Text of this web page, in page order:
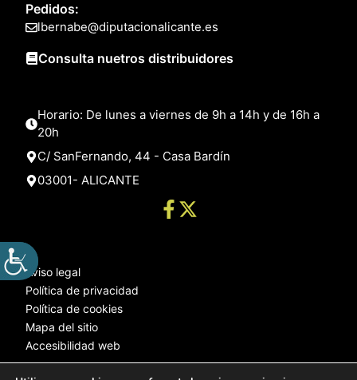
Pedidos:
lbernabe@diputacionalicante.es
Consulta nuetros distribuidores
Horario: De lunes a viernes de 9h a 14h y de 16h a
20h
C/ SanFernando, 44 - Casa Bardín
03001- ALICANTE
Aviso legal
Política de privacidad
Política de cookies
Mapa del sitio
Accesibilidad web